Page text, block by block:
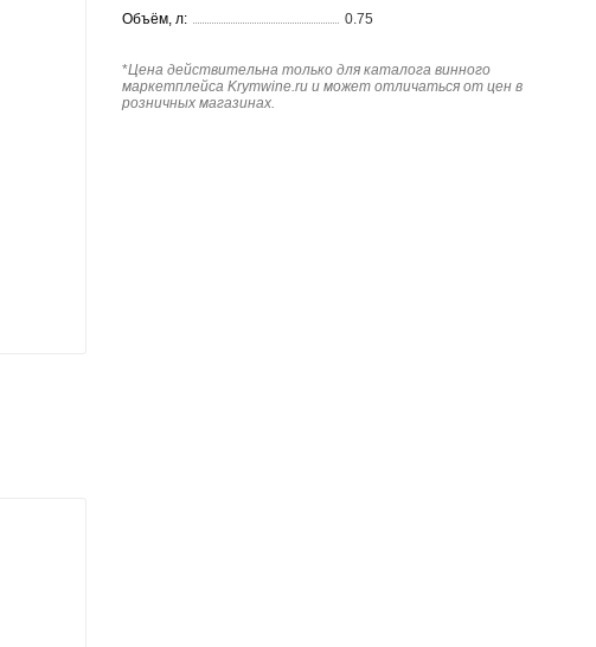
Объём, л:
0.75
*Цена действительна только для каталога винного
маркетплейса Krymwine.ru и может отличаться от цен в
розничных магазинах.